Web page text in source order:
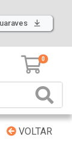
0
VOLTAR